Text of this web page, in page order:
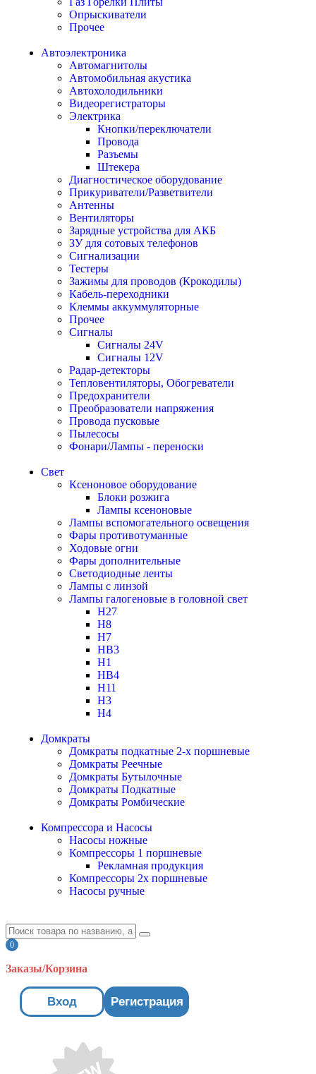
Опрыскиватели
Прочее
Автоэлектроника
Автомагнитолы
Автомобильная акустика
Автохолодильники
Видеорегистраторы
Электрика
Кнопки/переключатели
Провода
Разъемы
Штекера
Диагностическое оборудование
Прикуриватели/Разветвители
Антенны
Вентиляторы
Зарядные устройства для АКБ
ЗУ для сотовых телефонов
Сигнализации
Тестеры
Зажимы для проводов (Крокодилы)
Кабель-переходники
Клеммы аккуммуляторные
Прочее
Сигналы
Сигналы 24V
Сигналы 12V
Радар-детекторы
Тепловентиляторы, Обогреватели
Предохранители
Преобразователи напряжения
Провода пусковые
Пылесосы
Фонари/Лампы - переноски
Свет
Ксеноновое оборудование
Блоки розжига
Лампы ксеноновые
Лампы вспомогательного освещения
Фары противотуманные
Ходовые огни
Фары дополнительные
Светодиодные ленты
Лампы с линзой
Лампы галогеновые в головной свет
H27
H8
H7
HB3
H1
HB4
H11
H3
H4
Домкраты
Домкраты подкатные 2-х поршневые
Домкраты Реечные
Домкраты Бутылочные
Домкраты Подкатные
Домкраты Ромбические
Компрессора и Насосы
Насосы ножные
Компрессоры 1 поршневые
Рекламная продукция
Компрессоры 2х поршневые
Насосы ручные
0
Заказы/Корзина
Вход Регистрация